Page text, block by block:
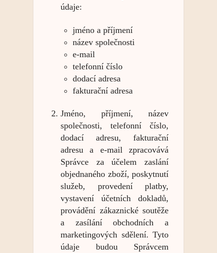
údaje:
jméno a příjmení
název společnosti
e-mail
telefonní číslo
dodací adresa
fakturační adresa
Jméno, příjmení, název
společnosti, telefonní číslo,
dodací adresu, fakturační
adresu a e-mail zpracovává
Správce za účelem zaslání
objednaného zboží, poskytnutí
služeb, provedení platby,
vystavení účetních dokladů,
provádění zákaznické soutěže
a zasílání obchodních a
marketingových sdělení. Tyto
údaje budou Správcem